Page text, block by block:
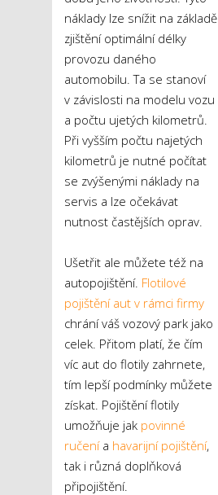
náklady lze snížit na základě
zjištění optimální délky
provozu daného
automobilu. Ta se stanoví
v závislosti na modelu vozu
a počtu ujetých kilometrů.
Při vyšším počtu najetých
kilometrů je nutné počítat
se zvýšenými náklady na
servis a lze očekávat
nutnost častějších oprav.
Ušetřit ale můžete též na
autopojištění. Flotilové
pojištění aut v rámci firmy
chrání váš vozový park jako
celek. Přitom platí, že čím
víc aut do flotily zahrnete,
tím lepší podmínky můžete
získat. Pojištění flotily
umožňuje jak povinné
ručenía havarijní pojištění,
tak i různá doplňková
připojištění.